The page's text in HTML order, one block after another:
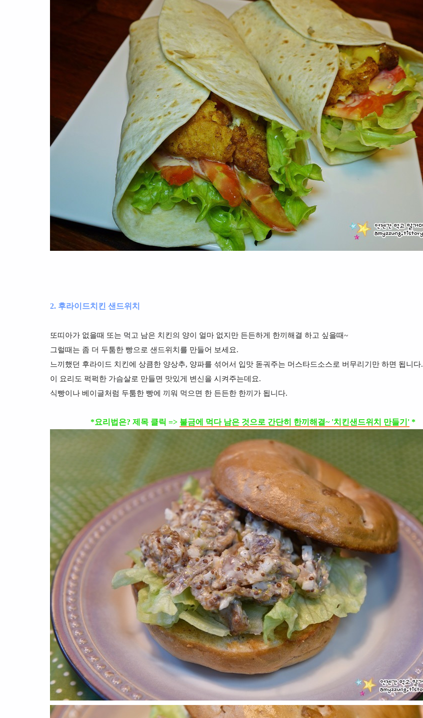
2. 후라이드치킨 샌드위치
또띠아가 없을때 또는 먹고 남은 치킨의 양이 얼마 없지만 든든하게 한끼해결 하고 싶을때~
그럴때는 좀 더 두툼한 빵으로 샌드위치를 만들어 보세요.
느끼했던 후라이드 치킨에 상큼한 양상추, 양파를 섞어서 입맛 돋궈주는 머스타드소스로 버무리기만 하면 됩니다.
이 요리도 퍽퍽한 가슴살로 만들면 맛있게 변신을 시켜주는데요.
식빵이나 베이글처럼 두툼한 빵에 끼워 먹으면 한 든든한 한끼가 됩니다.
*요리법은? 제목 클릭 => 불금에 먹다 남은 것으로 간단히 한끼해결~ '치킨샌드위치 만들기' *